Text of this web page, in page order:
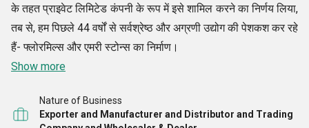
के तहत प्राइवेट लिमिटेड कंपनी के रूप में इसे शामिल करने का निर्णय लिया,
तब से, हम पिछले 44 वर्षों से सर्वश्रेष्ठ और अग्रणी उद्योग की पेशकश कर रहे
हैं- फ्लोरमिल्स और एमरी स्टोन्स का निर्माण।
Show more
Nature of Business
Exporter and Manufacturer and Distributor and Trading